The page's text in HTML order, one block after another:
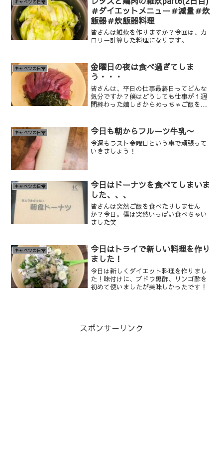
キャベツの日常
＃ダイエットメニュー＃減量＃炊
飯器＃炊飯器料理
皆さんは雑炊を作りますか？今回は、カ
ロリー計算した料理になります。
キャベツの日常
金曜日の夜は食べ過ぎてしま
う・・・
皆さんは、平日の仕事最終日ってどんな
気分ですか？僕はどうしても仕事が１週
間終わった嬉しさからめっちゃご飯を食
キャベツの日常 今日も朝からフルーツ牛乳〜
今週もラスト金曜日という事で頑張って
いきましょう！
キャベツの日常
今日はドーナツを食べてしまいま
した、、、
皆さんは突然ご飯を食べたりしません
か？今日。僕は突然いっぱい食べちゃい
ました笑
キャベツの日常
今日はトライで新しい料理を作り
ました！
今日は新しくダイエット料理を作りまし
た！味付けに、ブドウ黒酢、リンゴ酢を
初めて使いましたが美味しかったです！
スポンサーリンク